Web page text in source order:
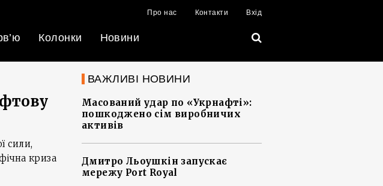
Про нас Контакти Вхід
Колонки Новини
сили,
криза
ВАЖЛИВІ НОВИНИ
Масований удар по «Укрнафті»:
пошкоджено сім виробничих
активів
Дмитро Льоушкін запускає
мережу Port Royal